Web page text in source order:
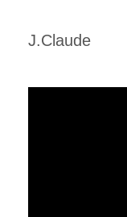
J.Claude